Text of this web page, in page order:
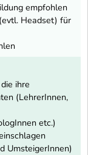
empfohlen
Headset) für
ihre
(LehrerInnen,
etc.)
UmsteigerInnen)